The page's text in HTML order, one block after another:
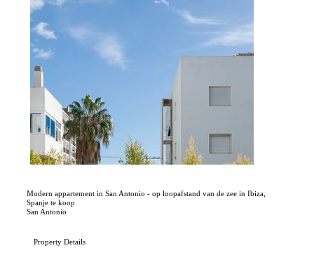
Modern appartement in San Antonio - op loopafstand van de zee in Ibiza,
Spanje te koop
San Antonio
Property Details